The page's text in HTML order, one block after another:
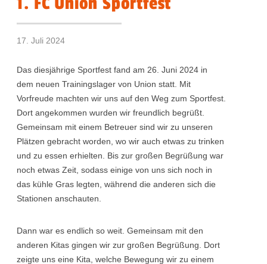
17. Juli 2024
Das diesjährige Sportfest fand am 26. Juni 2024 in
dem neuen Trainingslager von Union statt. Mit
Vorfreude machten wir uns auf den Weg zum Sportfest.
Dort angekommen wurden wir freundlich begrüßt.
Gemeinsam mit einem Betreuer sind wir zu unseren
Plätzen gebracht worden, wo wir auch etwas zu trinken
und zu essen erhielten. Bis zur großen Begrüßung war
noch etwas Zeit, sodass einige von uns sich noch in
das kühle Gras legten, während die anderen sich die
Stationen anschauten.
Dann war es endlich so weit. Gemeinsam mit den
anderen Kitas gingen wir zur großen Begrüßung. Dort
zeigte uns eine Kita, welche Bewegung wir zu einem